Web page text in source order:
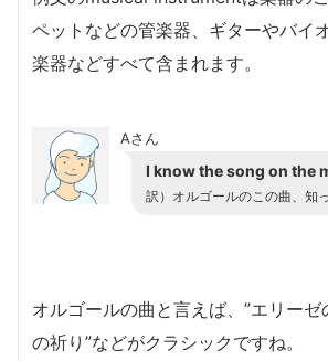
ペットなどの管楽器、ギターやバイ
楽器などすべて含まれます。
Aさん
I know the song on the
訳）オルゴールのこの曲、知っ
オルゴールの曲と言えば、”エリーゼ
の祈り”などがクラシックですね。